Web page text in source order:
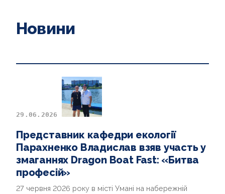
СТУДЕНТУ
АБІТУРІЄНТУ
АКРЕДИТАЦІЇ
АСПІРАНТУ
НОВИНИ
ДОКУМЕНТИ ТА АРХІВИ
ДОПОМОГА АВТОРУ
Новини
29.06.2026
Представник кафедри екології
Парахненко Владислав взяв участь у
змаганнях Dragon Boat Fast: «Битва
професій»
27 червня 2026 року в місті Умані на набережній